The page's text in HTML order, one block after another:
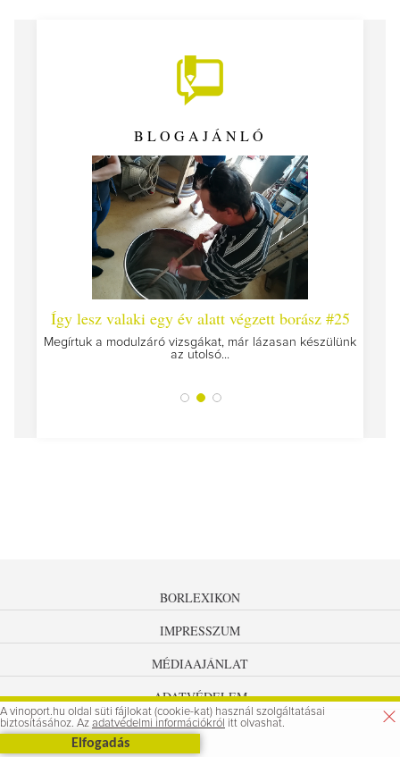
BLOGAJÁNLÓ
Így lesz valaki egy év alatt végzett borász #25
Megírtuk a modulzáró vizsgákat, már lázasan készülünk
az utolsó...
BORLEXIKON
IMPRESSZUM
MÉDIAAJÁNLAT
ADATVÉDELEM
A vinoport.hu oldal süti fájlokat (cookie-kat) használ szolgáltatásai
biztosításához. Az adatvédelmi információkról itt olvashat.
Elfogadás